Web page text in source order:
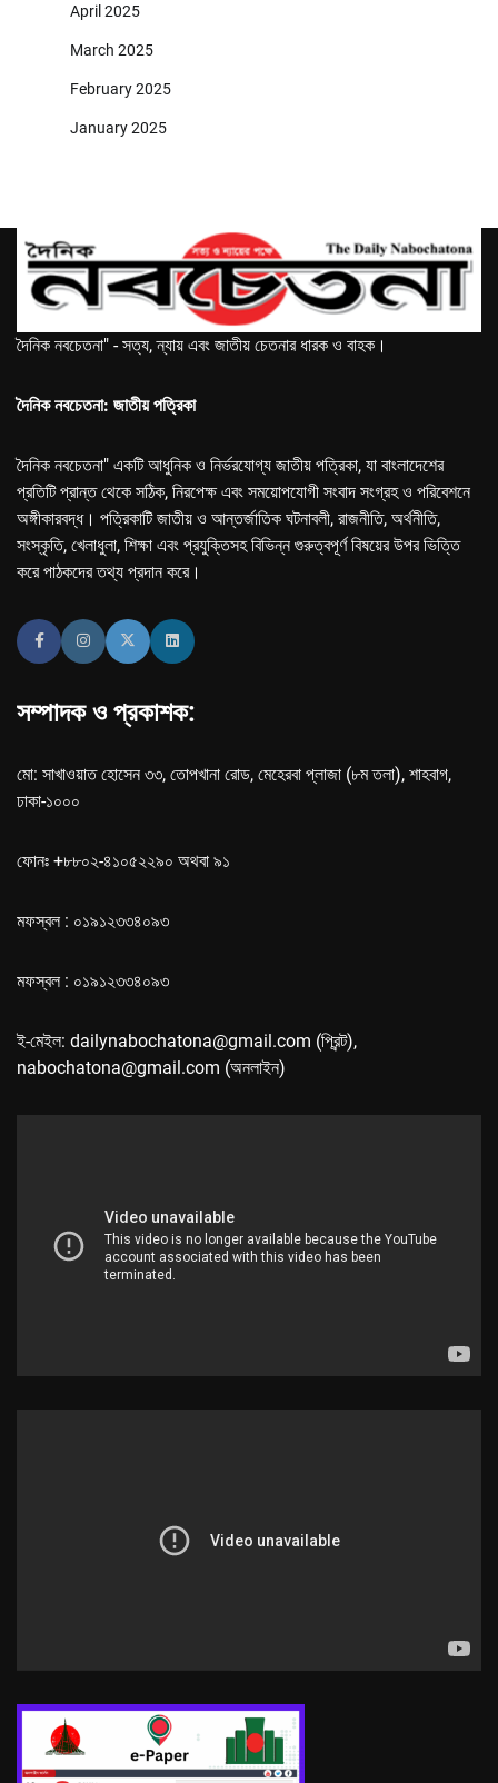
April 2025
March 2025
February 2025
January 2025
দৈনিক নবচেতনা" - সত্য, ন্যায় এবং জাতীয় চেতনার ধারক ও বাহক।
দৈনিক নবচেতনা: জাতীয় পত্রিকা
দৈনিক নবচেতনা" একটি আধুনিক ও নির্ভরযোগ্য জাতীয় পত্রিকা, যা বাংলাদেশের
প্রতিটি প্রান্ত থেকে সঠিক, নিরপেক্ষ এবং সময়োপযোগী সংবাদ সংগ্রহ ও পরিবেশনে
অঙ্গীকারবদ্ধ। পত্রিকাটি জাতীয় ও আন্তর্জাতিক ঘটনাবলী, রাজনীতি, অর্থনীতি,
সংস্কৃতি, খেলাধুলা, শিক্ষা এবং প্রযুক্তিসহ বিভিন্ন গুরুত্বপূর্ণ বিষয়ের উপর ভিত্তি
করে পাঠকদের তথ্য প্রদান করে।
সম্পাদক ও প্রকাশক:
মো: সাখাওয়াত হোসেন ৩৩, তোপখানা রোড, মেহেরবা প্লাজা (৮ম তলা), শাহবাগ,
ঢাকা-১০০০
ফোনঃ +৮৮০২-৪১০৫২২৯০ অথবা ৯১
মফস্বল : ০১৯১২৩৩৪০৯৩
মফস্বল : ০১৯১২৩৩৪০৯৩
ই-মেইল: dailynabochatona@gmail.com (প্রিন্ট),
nabochatona@gmail.com (অনলাইন)